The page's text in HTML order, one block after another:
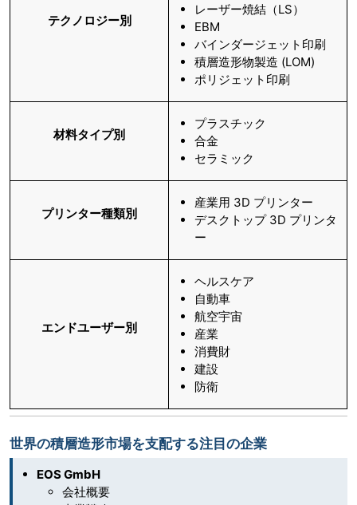
テクノロジー別
レーザー焼結（LS）
EBM
バインダージェット印刷
積層造形物製造 (LOM)
ポリジェット印刷
材料タイプ別
プラスチック
合金
セラミック
プリンター種類別
産業用 3D プリンター
デスクトップ 3D プリンタ
ー
エンドユーザー別
ヘルスケア
自動車
航空宇宙
産業
消費財
建設
防衛
世界の積層造形市場を支配する注目の企業
EOS GmbH
会社概要